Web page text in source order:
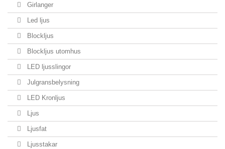
Girlanger
Led ljus
Blockljus
Blockljus utomhus
LED ljusslingor
Julgransbelysning
LED Kronljus
Ljus
Ljusfat
Ljusstakar